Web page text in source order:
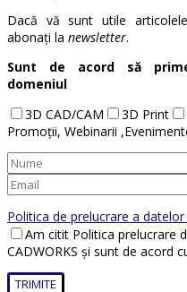
Dacă vă sunt utile
abonați la newsletter.
Sunt de acord să
domeniul
3D CAD/CAM
3D Print
Promoții, Webinarii
Politica de prelucrare a
Am citit Politica prelucrare
CADWORKS și sunt de acord